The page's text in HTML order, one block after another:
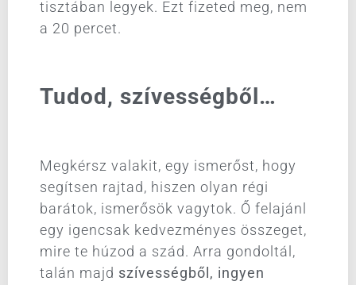
tisztában legyek. Ezt fizeted meg, nem
a 20 percet.
Tudod, szívességből…
Megkérsz valakit, egy ismerőst, hogy
segítsen rajtad, hiszen olyan régi
barátok, ismerősök vagytok. Ő felajánl
egy igencsak kedvezményes összeget,
mire te húzod a szád. Arra gondoltál,
talán majd szívességből, ingyen